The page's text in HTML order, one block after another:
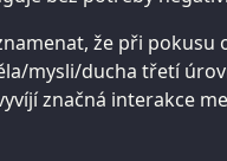
že při pokusu
mysli/ducha třetí
značná interakce